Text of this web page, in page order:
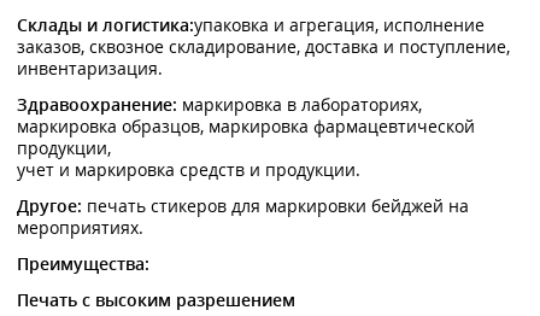
Склады и логистика:упаковка и агрегация, исполнение
заказов, сквозное складирование, доставка и поступление,
инвентаризация.
Здравоохранение: маркировка в лабораториях,
маркировка образцов, маркировка фармацевтической
продукции,
учет и маркировка средств и продукции.
Другое: печать стикеров для маркировки бейджей на
мероприятиях.
Преимущества:
Печать с высоким разрешением